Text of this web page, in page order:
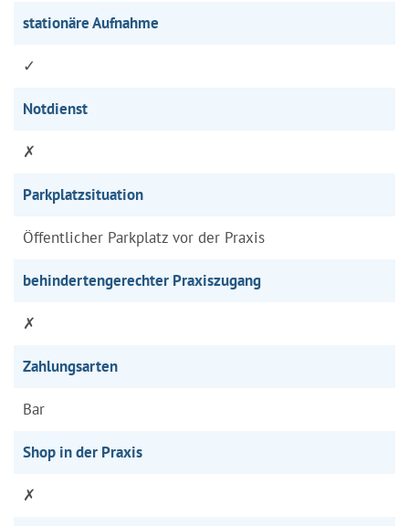
stationäre Aufnahme
✓
Notdienst
✗
Parkplatzsituation
Öffentlicher Parkplatz vor der Praxis
behindertengerechter Praxiszugang
✗
Zahlungsarten
Bar
Shop in der Praxis
✗